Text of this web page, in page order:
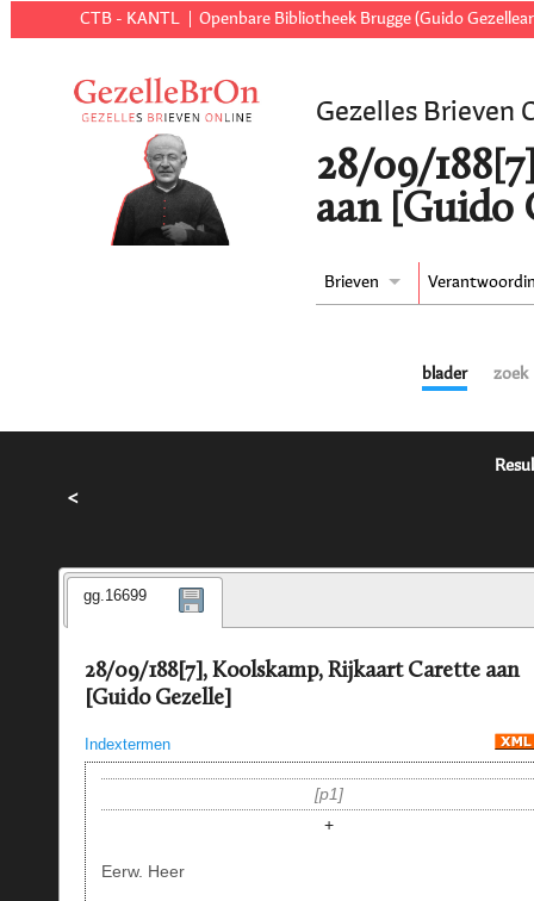
CTB - KANTL Openbare Bibliotheek Brugge (Guido
Gezelles Brieven
28/09/
aan [Guido
Brieven
blader zoek
<
gg.16699
28/09/188[7], Koolskamp, Rijkaart Carette aan
[Guido Gezelle]
Indextermen
p1
+
Eerw. Heer